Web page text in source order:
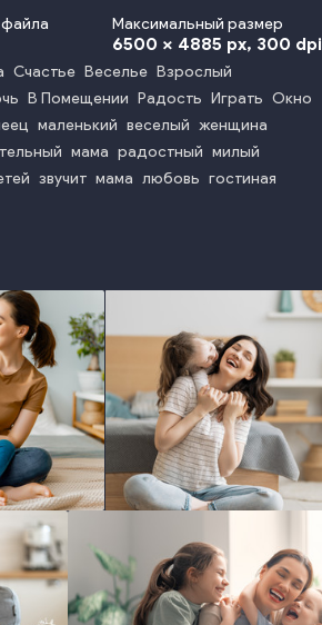
Максимальный размер
6500 x 4885 px, 300 dpi
Счастье Веселье Взрослый
В Помещении Радость Играть Окно
маленький веселый женщина
мама радостный милый
звучит мама любовь гостиная
photo